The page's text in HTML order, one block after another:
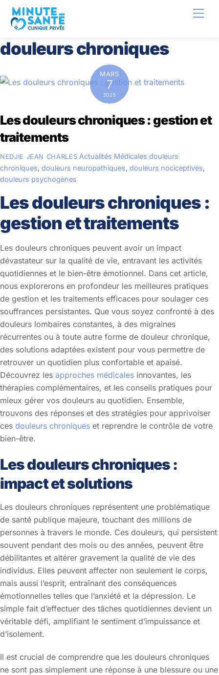
Skip
content
douleurs chroniques
MARS
7
2025
Les douleurs chroniques : gestion et
traitements
NEDJIE JEAN CHARLES Actualités Médicales douleurs
chroniques, douleurs neuropathiques, douleurs nociceptives,
douleurs psychogènes
Les douleurs chroniques :
gestion et traitements
Les douleurs chroniques peuvent avoir un impact
dévastateur sur la qualité de vie, entravant les activités
quotidiennes et le bien-être émotionnel. Dans cet article,
nous explorerons en profondeur les meilleures pratiques
de gestion et les traitements efficaces pour soulager ces
souffrances persistantes. Que vous soyez confronté à des
douleurs lombaires constantes, à des migraines
récurrentes ou à toute autre forme de douleur chronique,
des solutions adaptées existent pour vous permettre de
retrouver un quotidien plus confortable et apaisé.
Découvrez les approches médicales innovantes, les
thérapies complémentaires, et les conseils pratiques pour
mieux gérer vos douleurs au quotidien. Ensemble,
trouvons des réponses et des stratégies pour apprivoiser
ces douleurs chroniques et reprendre le contrôle de votre
bien-être.
Les douleurs chroniques :
impact et solutions
Les douleurs chroniques représentent une problématique
de santé publique majeure, touchant des millions de
personnes à travers le monde. Ces douleurs, qui persistent
souvent pendant des mois ou des années, peuvent être
débilitantes et altérer gravement la qualité de vie des
individus. Elles peuvent affecter non seulement le corps,
mais aussi l’esprit, entraînant des conséquences
émotionnelles telles que l’anxiété et la dépression. Le
simple fait d’effectuer des tâches quotidiennes devient un
véritable défi, amplifiant le sentiment d’impuissance et
d’isolement.
Il est crucial de comprendre que les douleurs chroniques
ne sont pas simplement une réponse à une blessure ou une